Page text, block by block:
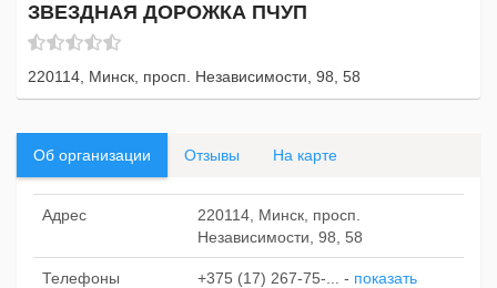
ЗВЕЗДНАЯ ДОРОЖКА ПЧУП
220114, Минск, просп. Независимости, 98, 58
Об организации Отзывы На карте
Адрес
220114, Минск, просп.
Независимости, 98, 58
Телефоны +375 (17) 267-75-... - показать